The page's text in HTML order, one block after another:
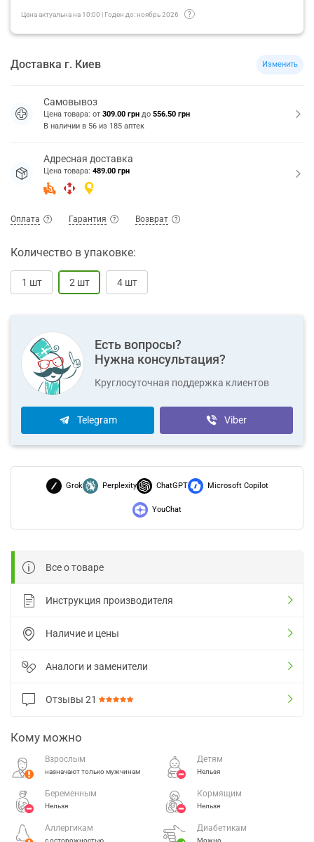
Цена актуальна на 10:00 | Годен до:ноябрь 2026
Доставка г. Киев Изменить
Самовывоз
Цена товара: от 309.00 грн до 556.50 грн
В наличии в 56 из 185 аптек
Адресная доставка
Цена товара: 489.00 грн
Оплата Гарантия Возврат
Количество в упаковке:
1 шт 2 шт 4 шт
Есть вопросы?
Нужна консультация?
Круглосуточная поддержка клиентов
Telegram Viber
Grok Perplexity ChatGPT Microsoft Copilot
YouChat
Все о товаре
Инструкция производителя
Наличие и цены
Аналоги и заменители
Отзывы 21
Кому можно
Взрослым
назначают только мужчинам
Детям
Нельзя
Беременным
Нельзя
Кормящим
Нельзя
Аллергикам
с осторожностью
Диабетикам
Можно